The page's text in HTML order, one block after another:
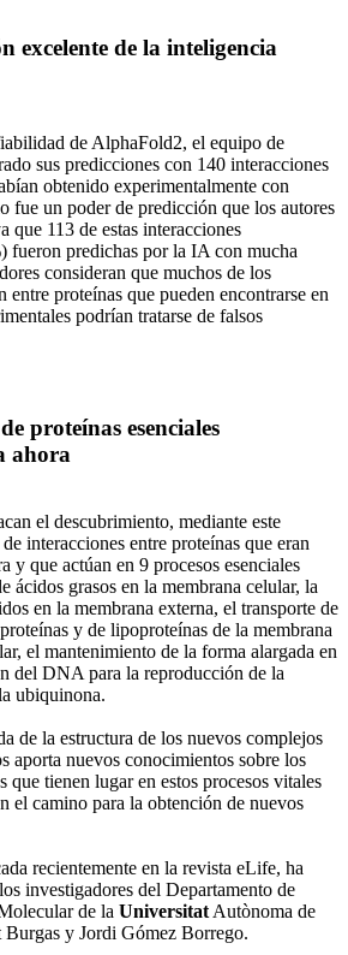
excelente de la inteligencia
de AlphaFold2, el equipo de
sus predicciones con 140 interacciones
obtenido experimentalmente con
fue un poder de predicción que los autores
que 113 de estas interacciones
fueron predichas por la IA con mucha
consideran que muchos de los
entre proteínas que pueden encontrarse en
podrían tratarse de falsos
proteínas esenciales
ahora
el descubrimiento, mediante este
interacciones entre proteínas que eran
y que actúan en 9 procesos esenciales
ácidos grasos en la membrana celular, la
en la membrana externa, el transporte de
y de lipoproteínas de la membrana
el mantenimiento de la forma alargada en
del DNA para la reproducción de la
ubiquinona.
de la estructura de los nuevos complejos
aporta nuevos conocimientos sobre los
que tienen lugar en estos procesos vitales
el camino para la obtención de nuevos
recientemente en la revista eLife, ha
investigadores del Departamento de
de la Universitat Autònoma de
y Jordi Gómez Borrego.